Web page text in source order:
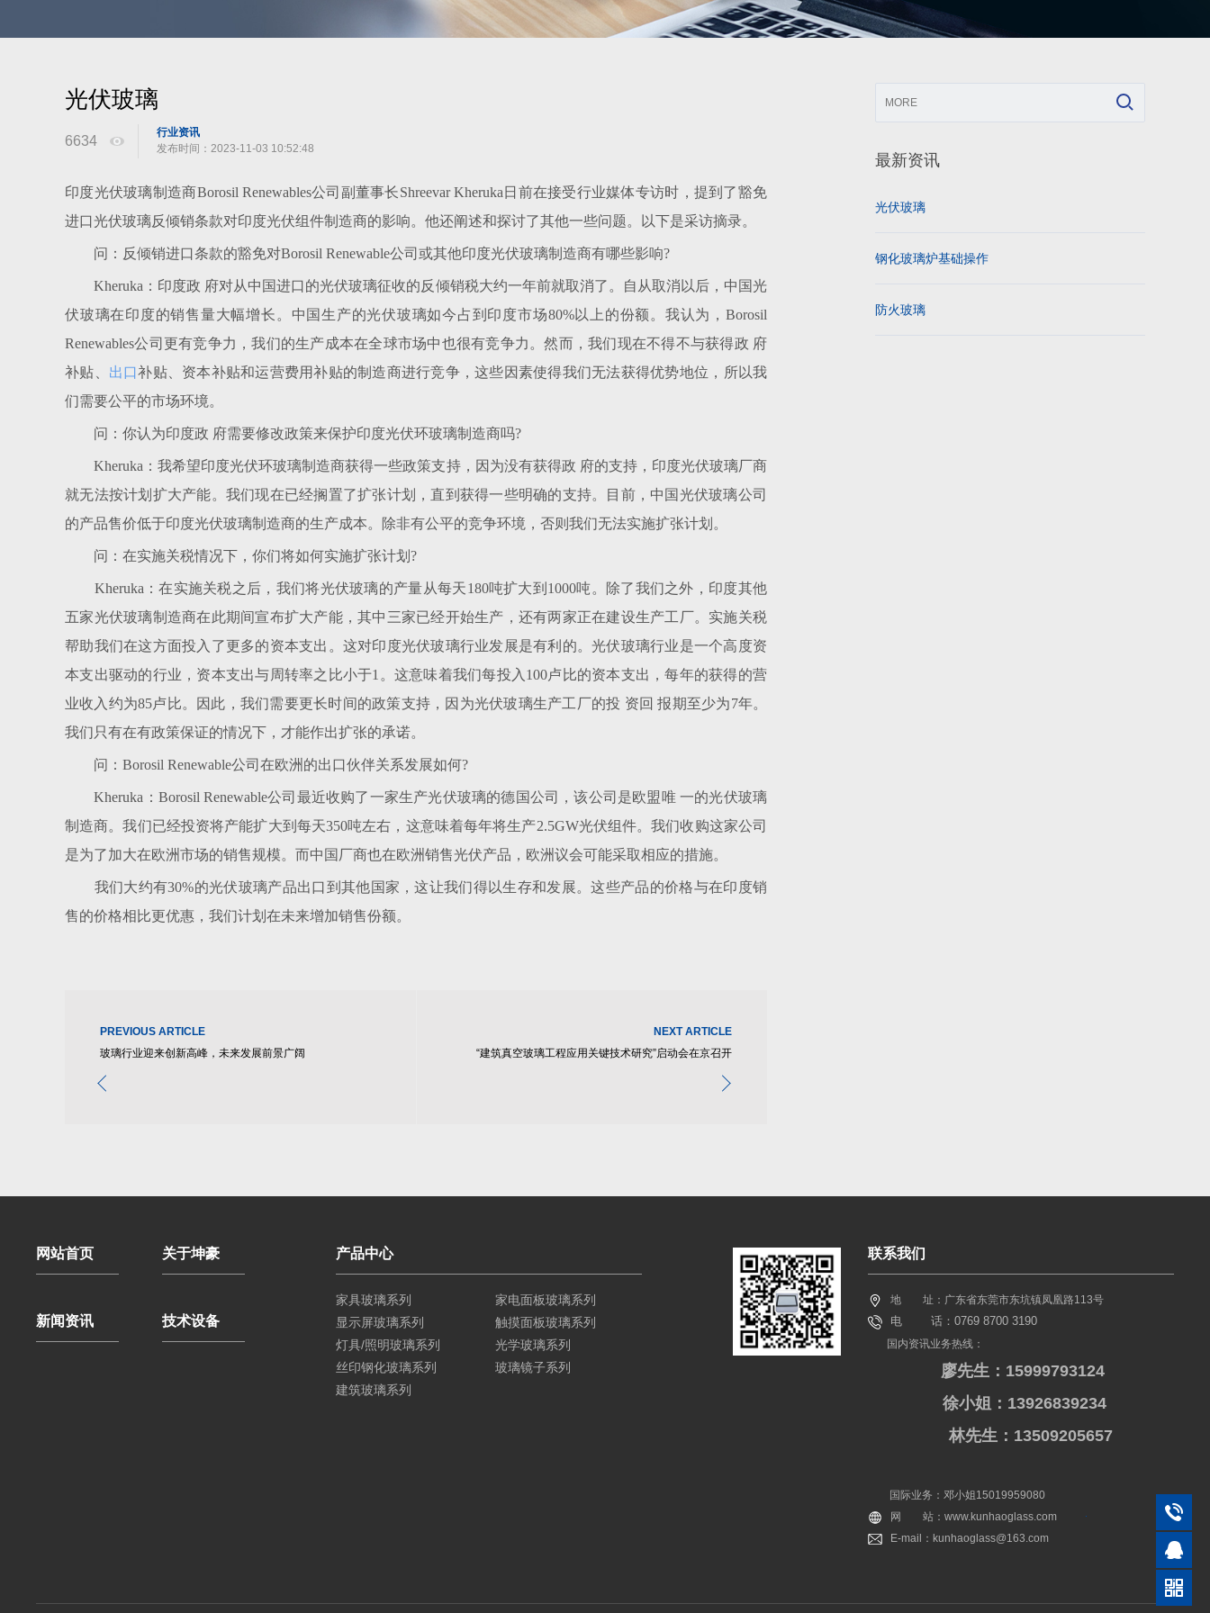
光伏玻璃
6634
行业资讯
发布时间：2023-11-03 10:52:48
印度光伏玻璃制造商Borosil Renewables公司副董事长Shreevar Kheruka日前在接受行业媒体专访时，提到了豁免
进口光伏玻璃反倾销条款对印度光伏组件制造商的影响。他还阐述和探讨了其他一些问题。以下是采访摘录。
问：反倾销进口条款的豁免对Borosil Renewable公司或其他印度光伏玻璃制造商有哪些影响?
Kheruka：印度政 府对从中国进口的光伏玻璃征收的反倾销税大约一年前就取消了。自从取消以后，中国光
伏玻璃在印度的销售量大幅增长。中国生产的光伏玻璃如今占到印度市场80%以上的份额。我认为，Borosil
Renewables公司更有竞争力，我们的生产成本在全球市场中也很有竞争力。然而，我们现在不得不与获得政 府
补贴、 出口补贴、资本补贴和运营费用补贴的制造商进行竞争，这些因素使得我们无法获得优势地位，所以我
们需要公平的市场环境。
问：你认为印度政 府需要修改政策来保护印度光伏环玻璃制造商吗?
Kheruka：我希望印度光伏环玻璃制造商获得一些政策支持，因为没有获得政 府的支持，印度光伏玻璃厂商
就无法按计划扩大产能。我们现在已经搁置了扩张计划，直到获得一些明确的支持。目前，中国光伏玻璃公司
的产品售价低于印度光伏玻璃制造商的生产成本。除非有公平的竞争环境，否则我们无法实施扩张计划。
问：在实施关税情况下，你们将如何实施扩张计划?
Kheruka：在实施关税之后，我们将光伏玻璃的产量从每天180吨扩大到1000吨。除了我们之外，印度其他
五家光伏玻璃制造商在此期间宣布扩大产能，其中三家已经开始生产，还有两家正在建设生产工厂。实施关税
帮助我们在这方面投入了更多的资本支出。这对印度光伏玻璃行业发展是有利的。光伏玻璃行业是一个高度资
本支出驱动的行业，资本支出与周转率之比小于1。这意味着我们每投入100卢比的资本支出，每年的获得的营
业收入约为85卢比。因此，我们需要更长时间的政策支持，因为光伏玻璃生产工厂的投 资回 报期至少为7年。
我们只有在有政策保证的情况下，才能作出扩张的承诺。
问：Borosil Renewable公司在欧洲的出口伙伴关系发展如何?
Kheruka：Borosil Renewable公司最近收购了一家生产光伏玻璃的德国公司，该公司是欧盟唯 一的光伏玻璃
制造商。我们已经投资将产能扩大到每天350吨左右，这意味着每年将生产2.5GW光伏组件。我们收购这家公司
是为了加大在欧洲市场的销售规模。而中国厂商也在欧洲销售光伏产品，欧洲议会可能采取相应的措施。
我们大约有30%的光伏玻璃产品出口到其他国家，这让我们得以生存和发展。这些产品的价格与在印度销
售的价格相比更优惠，我们计划在未来增加销售份额。
PREVIOUS ARTICLE
玻璃行业迎来创新高峰，未来发展前景广阔
NEXT ARTICLE
“建筑真空玻璃工程应用关键技术研究”启动会在京召开
最新资讯
光伏玻璃
钢化玻璃炉基础操作
防火玻璃
网站首页 关于坤豪
新闻资讯 技术设备
产品中心
家具玻璃系列
家电面板玻璃系列
显示屏玻璃系列
触摸面板玻璃系列
灯具/照明玻璃系列
光学玻璃系列
丝印钢化玻璃系列
玻璃镜子系列
建筑玻璃系列
联系我们
地 址：广东省东莞市东坑镇凤凰路113号
电 话：0769 8700 3190
国内资讯业务热线：
廖先生：15999793124
徐小姐：13926839234
林先生：13509205657
国际业务：邓小姐15019959080
网 站：www.kunhaoglass.com
E-mail：kunhaoglass@163.com